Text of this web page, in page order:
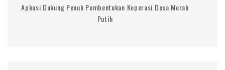
Apkasi Dukung Penuh Pembentukan Koperasi Desa Merah
Putih